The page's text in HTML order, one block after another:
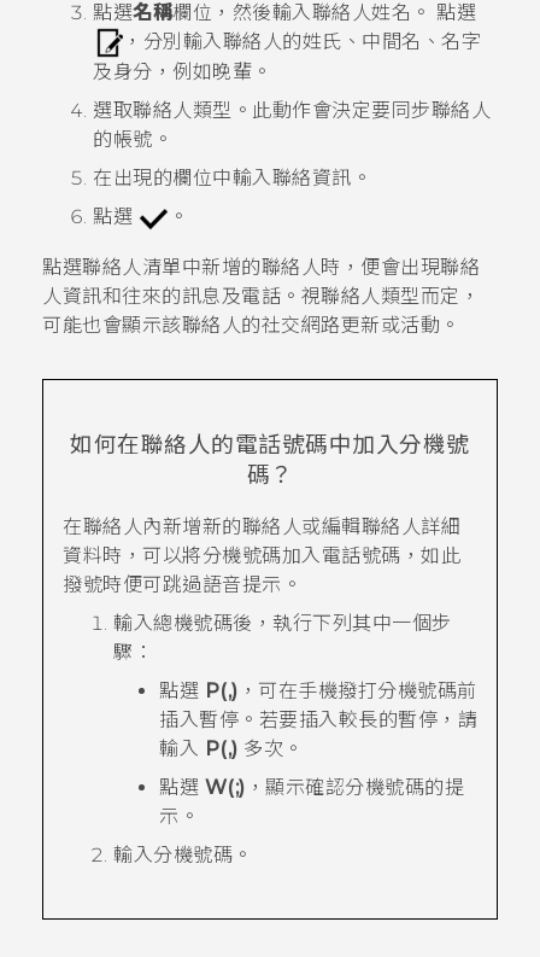
點選名稱欄位，然後輸入聯絡人姓名。 點選
，分別輸入聯絡人的姓氏、中間名、名字
及身分，例如晚輩。
選取聯絡人類型 。此動作會決定要同步聯絡人
的帳號。
在出現的欄位中輸入聯絡資訊。
點選
。
點選聯絡人清單中新增的聯絡人時，便會出現聯絡
人資訊和往來的訊息及電話。視聯絡人類型而定，
可能也會顯示該聯絡人的社交網路更新或活動。
如何在聯絡人的電話號碼中加入分機號
碼？
在聯絡人 內新增新的聯絡人或編輯聯絡人詳細
資料時，可以將分機號碼加入電話號碼，如此
撥號時便可跳過語音提示。
輸入總機號碼後，執行下列其中一個步
驟：
點選 P(,) ，可在手機撥打分機號碼前
插入暫停。若要插入較長的暫停，請
輸入 P(,) 多次。
點選 W(;) ，顯示確認分機號碼的提
示。
輸入分機號碼。